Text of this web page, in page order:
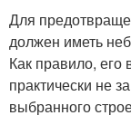
Для
должен иметь
Как правило,
практически не
выбранного